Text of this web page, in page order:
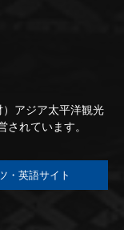
アジア太平洋観光
れています。
・英語サイト